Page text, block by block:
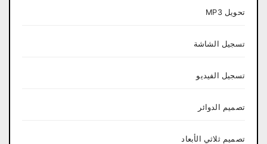
تحويل MP3
تسجيل الشاشة
تسجيل الفيديو
تصميم الدوائر
تصميم ثلاثي الأبعاد